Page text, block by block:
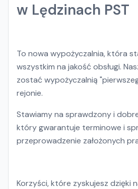
w Lędzinach PST
To nowa wypożyczalnia, która
wszystkim na jakość obsługi.
zostać wypożyczalnią
rejonie.
Stawiamy na sprawdzony i
który gwarantuje terminowe i
przeprowadzenie założonych
Korzyści, które zyskujesz dzięki